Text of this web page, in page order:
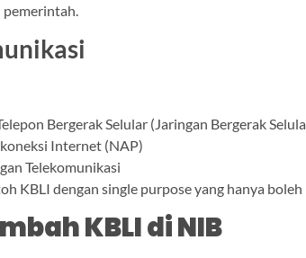
pemerintah.
Bergerak Selular (Jaringan Bergerak
Internet (NAP)
Telekomunikasi
KBLI dengan single purpose yang hanya boleh
KBLI di NIB